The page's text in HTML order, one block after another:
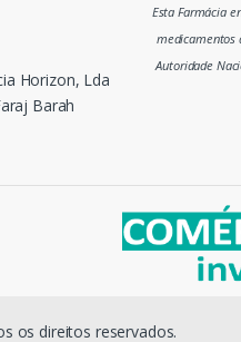
Horizon, Lda
Barah
Esta Farmácia
medicamentos
Autoridade
os direitos reservados.